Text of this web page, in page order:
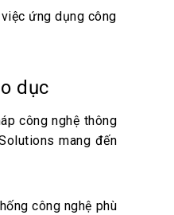
ứng dụng công
dục
công nghệ thông
mang đến
công nghệ phù